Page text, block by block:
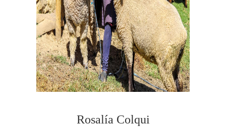
Rosalía Colqui